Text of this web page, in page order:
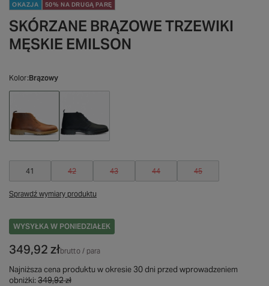
OKAZJA 50% NA DRUGĄ PARĘ
SKÓRZANE BRĄZOWE TRZEWIKI
MĘSKIE EMILSON
Kolor Brązowy
41 42 43 44 45
Sprawdź wymiary produktu
WYSYŁKA W PONIEDZIAŁEK
349,92 złbrutto/ para
Najniższa cena produktu w okresie 30 dni przed wprowadzeniem
obniżki: 349,92 zł